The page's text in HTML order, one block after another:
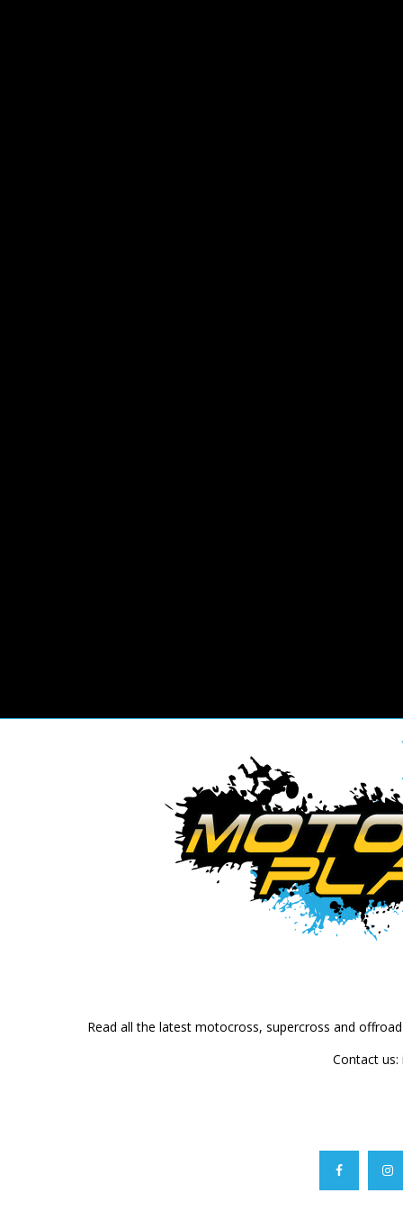
Read all the latest motocross, supercross and
Contact us: